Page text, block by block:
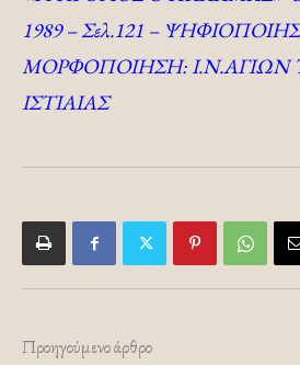
1989 – Σελ.121 –
ΜΟΡΦΟΠΟΙΗΣΗ: Ι.Ν.ΑΓΙΩΝ
ΙΣΤΙΑΙΑΣ
Προηγούμενο άρθρο